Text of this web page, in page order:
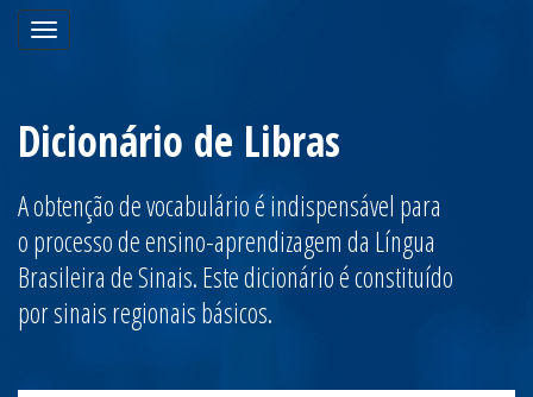
Toggle
navigation
Dicionário de Libras
A obtenção de vocabulário é indispensável para
o processo de ensino-aprendizagem da Língua
Brasileira de Sinais. Este dicionário é constituído
por sinais regionais básicos.